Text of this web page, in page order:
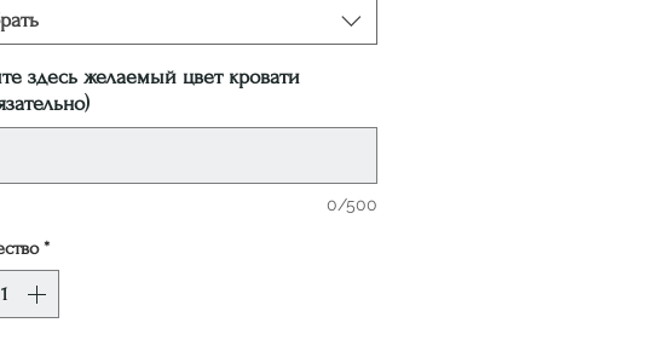
здесь желаемый цвет кровати
0/500
*